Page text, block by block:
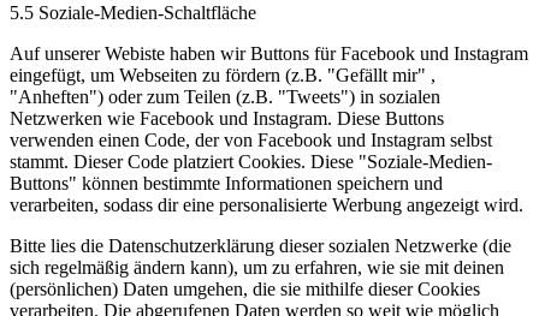
5.5 Soziale-Medien-Schaltfläche
Auf unserer Webiste haben wir Buttons für Facebook und Instagram
eingefügt, um Webseiten zu fördern (z.B. "Gefällt mir" ,
"Anheften") oder zum Teilen (z.B. "Tweets") in sozialen
Netzwerken wie Facebook und Instagram. Diese Buttons
verwenden einen Code, der von Facebook und Instagram selbst
stammt. Dieser Code platziert Cookies. Diese "Soziale-Medien-
Buttons" können bestimmte Informationen speichern und
verarbeiten, sodass dir eine personalisierte Werbung angezeigt wird.
Bitte lies die Datenschutzerklärung dieser sozialen Netzwerke (die
sich regelmäßig ändern kann), um zu erfahren, wie sie mit deinen
(persönlichen) Daten umgehen, die sie mithilfe dieser Cookies
verarbeiten. Die abgerufenen Daten werden so weit wie möglich